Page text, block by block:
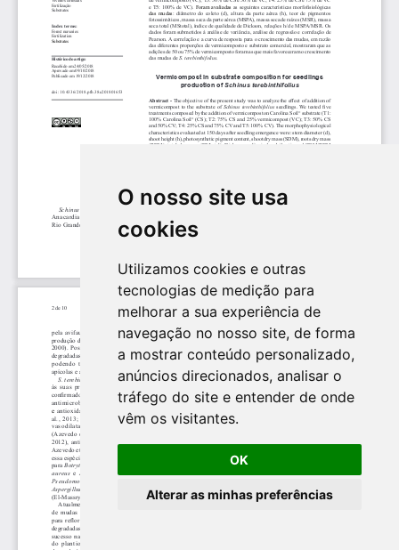
O nosso site usa
cookies
Utilizamos cookies e outras
tecnologias de medição para
melhorar a sua experiência de
navegação no nosso site, de forma
a mostrar conteúdo personalizado,
anúncios direcionados, analisar o
tráfego do site e entender de onde
vêm os visitantes.
OK
Alterar as minhas preferências